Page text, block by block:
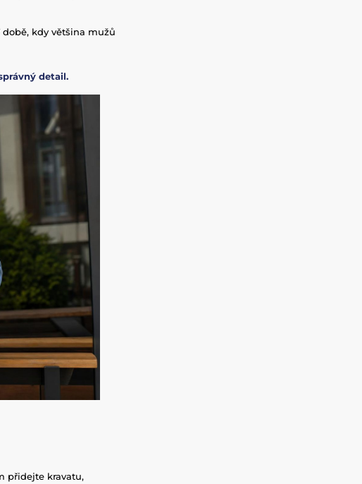
kdy většina mužů
detail.
přidejte kravatu,